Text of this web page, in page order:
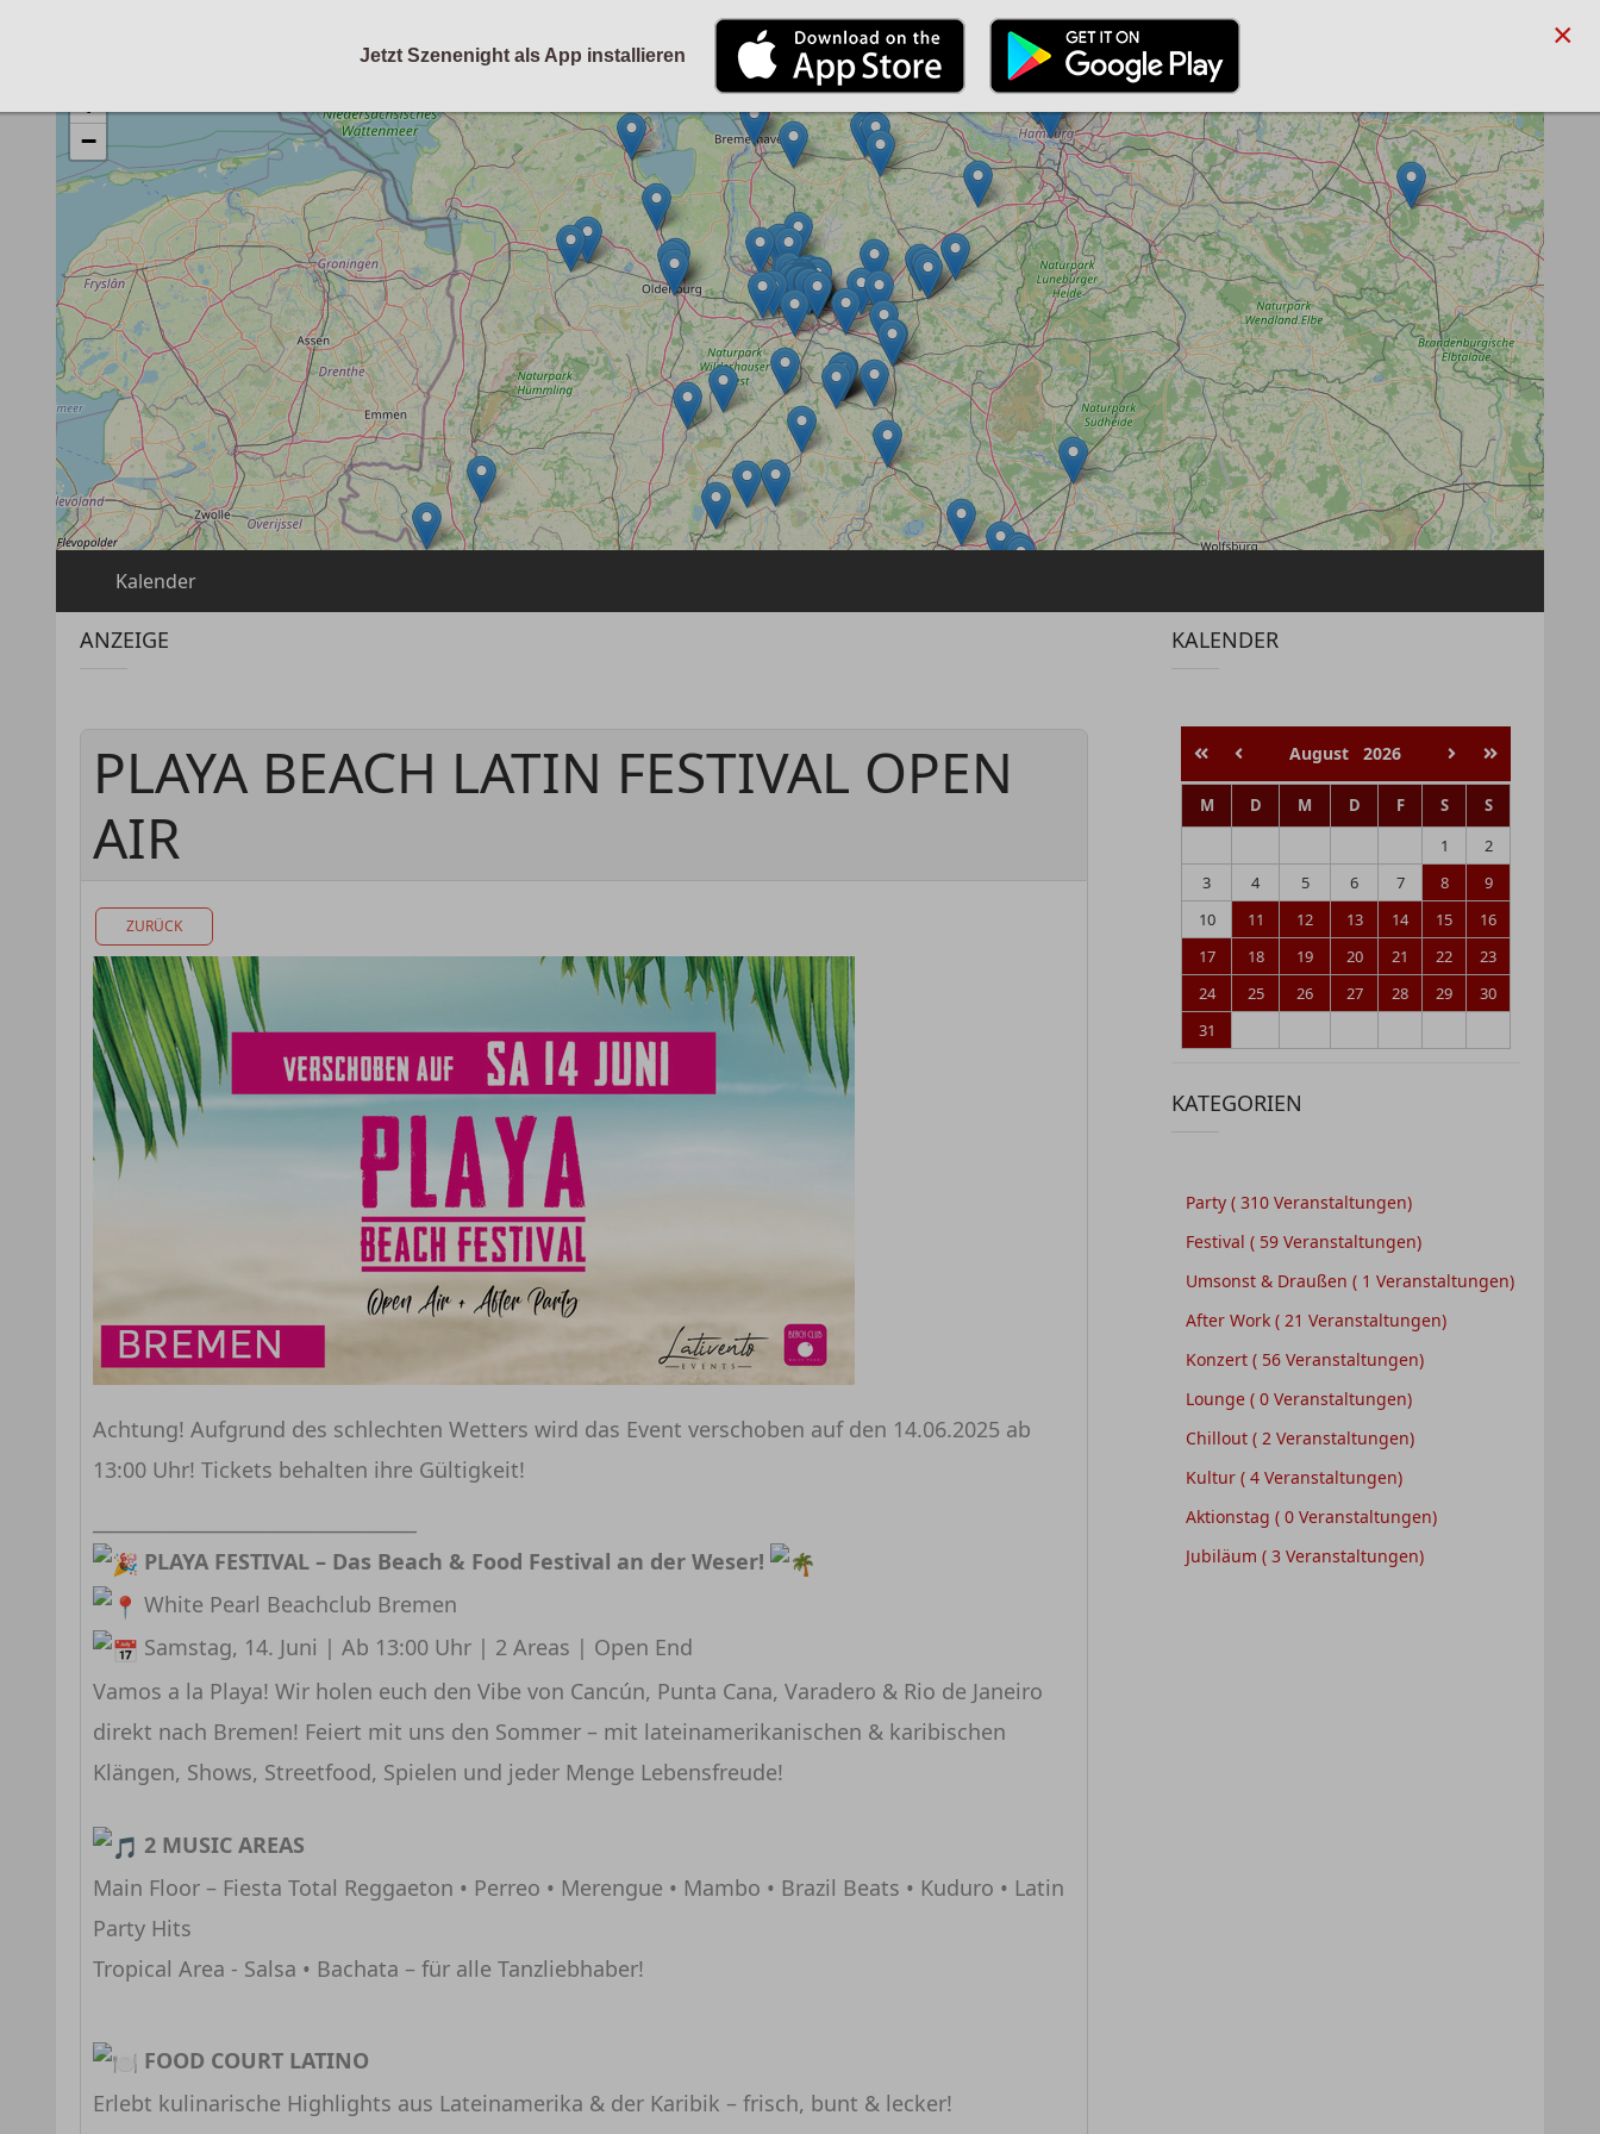
KALENDER PARTYFOTOS FÜR VERANSTALTER/PARTNER
+
−
Kalender
ANZEIGE
PLAYA BEACH LATIN FESTIVAL OPEN
AIR
ZURÜCK
Achtung! Aufgrund des schlechten Wetters wird das Event verschoben auf den 14.06.2025 ab
13:00 Uhr! Tickets behalten ihre Gültigkeit!
PLAYA FESTIVAL – Das Beach & Food Festival an der Weser!
White Pearl Beachclub Bremen
Samstag, 14. Juni | Ab 13:00 Uhr | 2 Areas | Open End
Vamos a la Playa! Wir holen euch den Vibe von Cancún, Punta Cana, Varadero & Rio de Janeiro
direkt nach Bremen! Feiert mit uns den Sommer – mit lateinamerikanischen & karibischen
Klängen, Shows, Streetfood, Spielen und jeder Menge Lebensfreude!
2 MUSIC AREAS
Main Floor – Fiesta Total Reggaeton • Perreo • Merengue • Mambo • Brazil Beats • Kuduro • Latin
Party Hits
Tropical Area - Salsa • Bachata – für alle Tanzliebhaber!
FOOD COURT LATINO
Erlebt kulinarische Highlights aus Lateinamerika & der Karibik – frisch, bunt & lecker!
KALENDER
August 2026
M D M D F S
S
1
2
3
4 5 6 7 8
9
10
11 12 13 14 15
16
17
18 19 20 21 22
23
24
25 26 27 28 29
30
31
KATEGORIEN
Party ( 310 Veranstaltungen)
Festival ( 59 Veranstaltungen)
Umsonst & Draußen ( 1 Veranstaltungen)
After Work ( 21 Veranstaltungen)
Konzert ( 56 Veranstaltungen)
Lounge ( 0 Veranstaltungen)
Chillout ( 2 Veranstaltungen)
Kultur ( 4 Veranstaltungen)
Aktionstag ( 0 Veranstaltungen)
Jubiläum ( 3 Veranstaltungen)
ANMELDENODERREGISTRIEREN
Angemeldet bleiben
ANMELDEN
Registrieren
Benutzername vergessen
Passwort vergessen
×
Jetzt Szenenight als App installieren